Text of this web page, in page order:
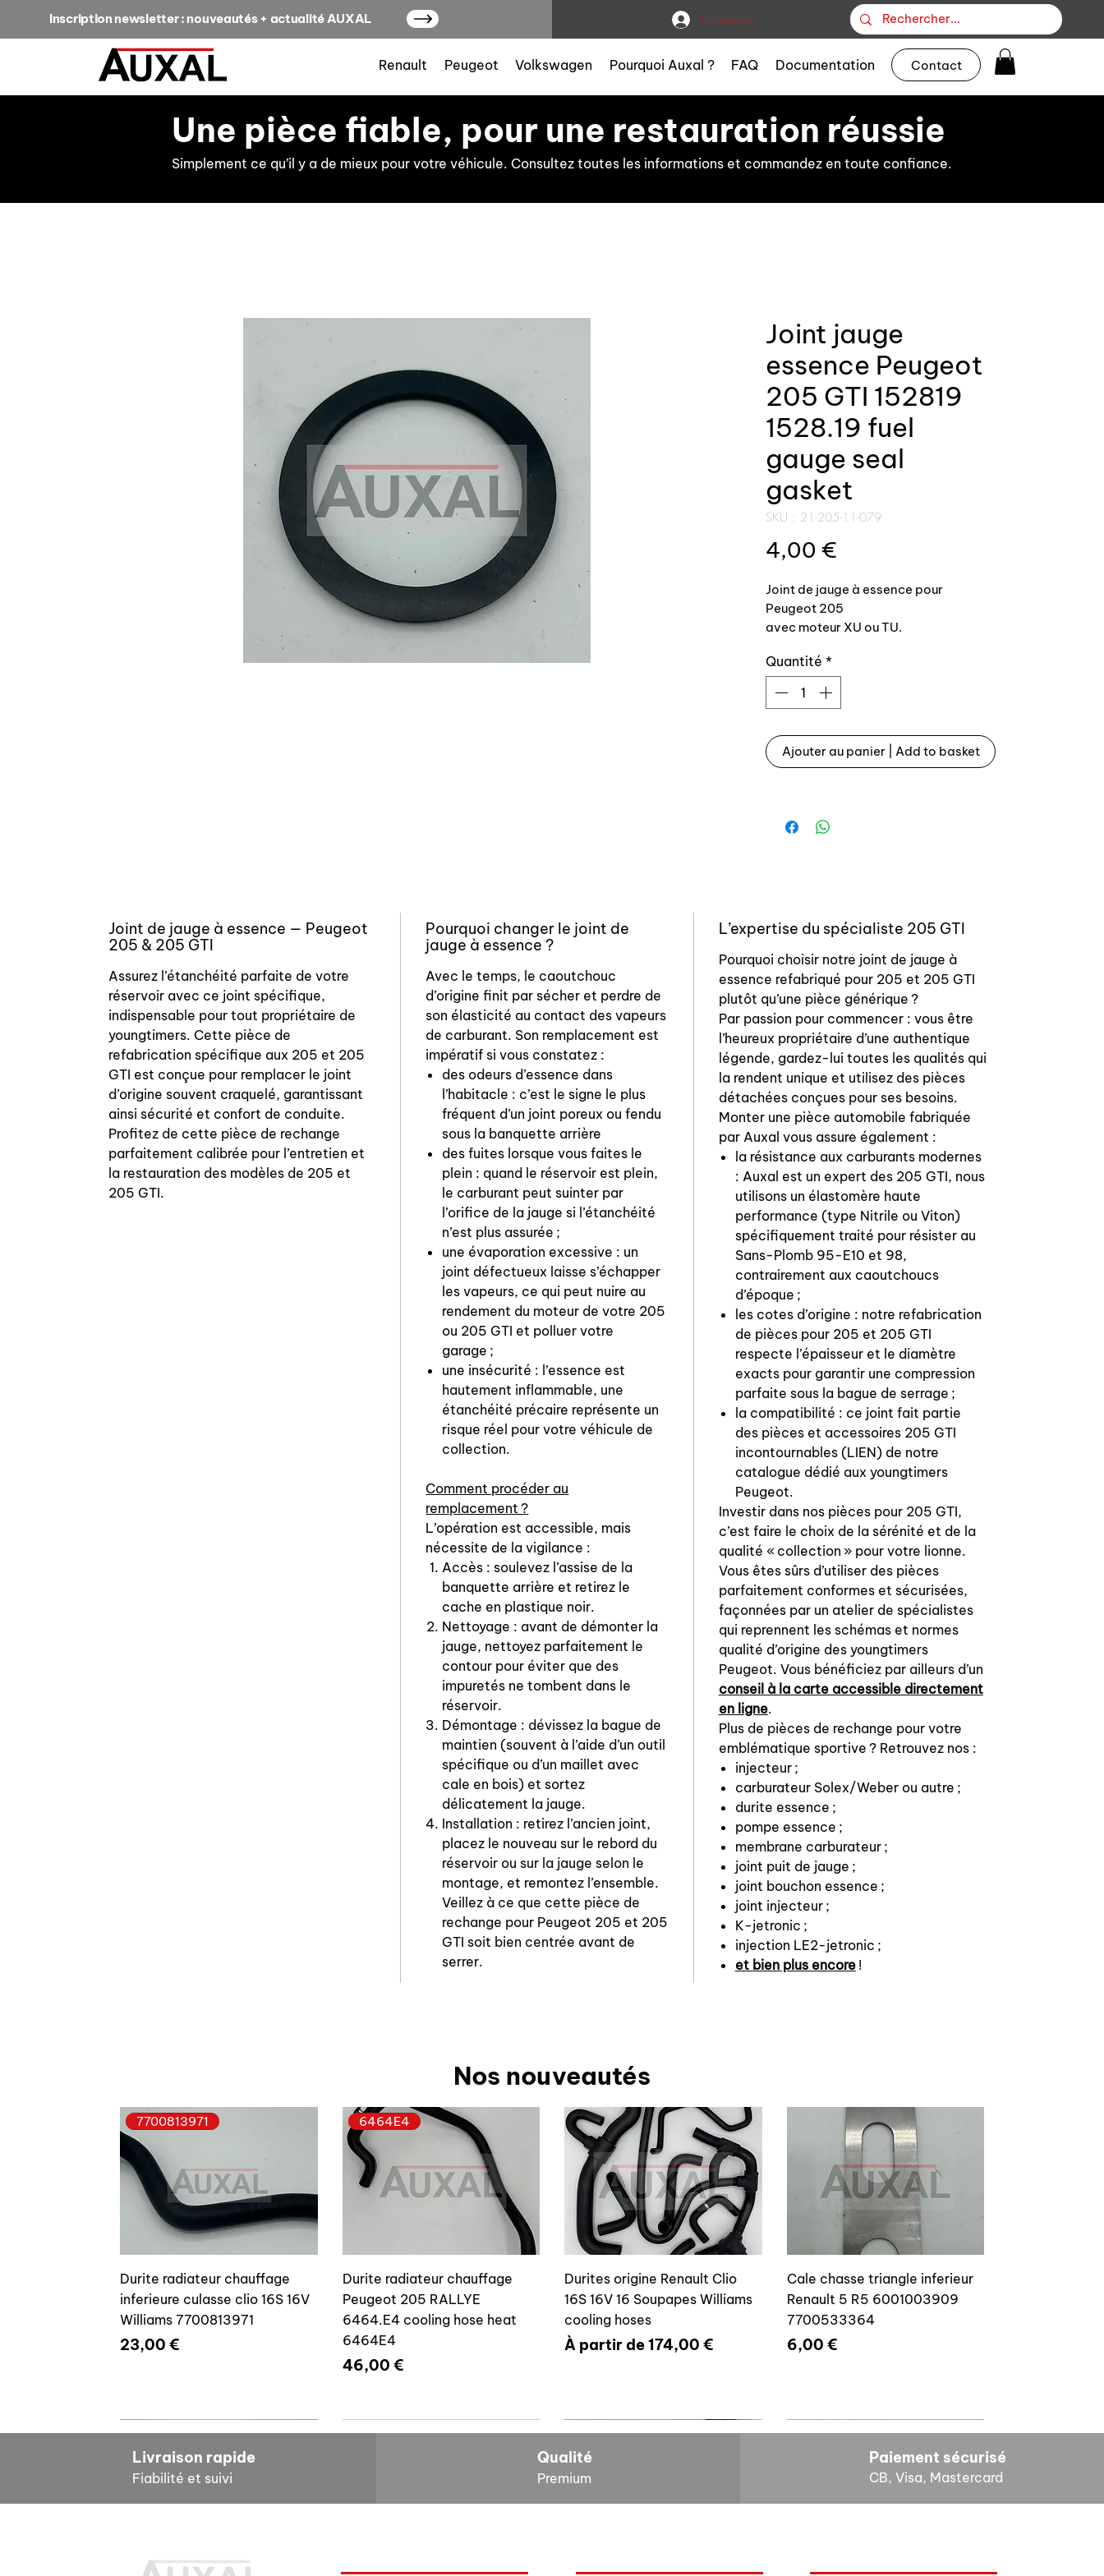
Inscription newsletter : nouveautés + actualité AUXAL Connexion
Renault Peugeot Volkswagen Pourquoi Auxal ? FAQ Documentation Contact
Une pièce fiable, pour une restauration réussie
Simplement ce qu’il y a de mieux pour votre véhicule. Consultez toutes les informations et commandez en toute confiance.
Joint jauge
essence Peugeot
205 GTI 152819
1528.19 fuel
gauge seal
gasket
SKU : 21-205-11-079
4,00 €
Joint de jauge à essence pour
Peugeot 205
avec moteur XU ou TU.
Montage également sur 205 GTI
toutes versions.
Référence origine : 152819 1528.19
qui induit une odeur récurrente
d’essence dans l’habitacle.
Quantité *
Ajouter au panier | Add to basket
Joint de jauge à essence — Peugeot
205 & 205 GTI
Assurez l’étanchéité parfaite de votre
réservoir avec ce joint spécifique,
indispensable pour tout propriétaire de
youngtimers. Cette pièce de
refabrication spécifique aux 205 et 205
GTI est conçue pour remplacer le joint
d’origine souvent craquelé, garantissant
ainsi sécurité et confort de conduite.
Profitez de cette pièce de rechange
parfaitement calibrée pour l’entretien et
la restauration des modèles de 205 et
205 GTI.
Pourquoi changer le joint de
jauge à essence ?
Avec le temps, le caoutchouc
d’origine finit par sécher et perdre de
son élasticité au contact des vapeurs
de carburant. Son remplacement est
impératif si vous constatez :
des odeurs d’essence dans
l’habitacle : c’est le signe le plus
fréquent d’un joint poreux ou fendu
sous la banquette arrière
des fuites lorsque vous faites le
plein : quand le réservoir est plein,
le carburant peut suinter par
l’orifice de la jauge si l’étanchéité
n’est plus assurée ;
une évaporation excessive : un
joint défectueux laisse s’échapper
les vapeurs, ce qui peut nuire au
rendement du moteur de votre 205
ou 205 GTI et polluer votre
garage ;
une insécurité : l’essence est
hautement inflammable, une
étanchéité précaire représente un
risque réel pour votre véhicule de
collection.
Comment procéder au
remplacement ?
L’opération est accessible, mais
nécessite de la vigilance :
Accès : soulevez l’assise de la
banquette arrière et retirez le
cache en plastique noir.
Nettoyage : avant de démonter la
jauge, nettoyez parfaitement le
contour pour éviter que des
impuretés ne tombent dans le
réservoir.
Démontage : dévissez la bague de
maintien (souvent à l’aide d’un outil
spécifique ou d’un maillet avec
cale en bois) et sortez
délicatement la jauge.
Installation : retirez l’ancien joint,
placez le nouveau sur le rebord du
réservoir ou sur la jauge selon le
montage, et remontez l’ensemble.
Veillez à ce que cette pièce de
rechange pour Peugeot 205 et 205
GTI soit bien centrée avant de
serrer.
L’expertise du spécialiste 205 GTI
Pourquoi choisir notre joint de jauge à
essence refabriqué pour 205 et 205 GTI
plutôt qu’une pièce générique ?
Par passion pour commencer : vous être
l’heureux propriétaire d’une authentique
légende, gardez-lui toutes les qualités qui
la rendent unique et utilisez des pièces
détachées conçues pour ses besoins.
Monter une pièce automobile fabriquée
par Auxal vous assure également :
la résistance aux carburants modernes
: Auxal est un expert des 205 GTI, nous
utilisons un élastomère haute
performance (type Nitrile ou Viton)
spécifiquement traité pour résister au
Sans-Plomb 95-E10 et 98,
contrairement aux caoutchoucs
d’époque ;
les cotes d’origine : notre refabrication
de pièces pour 205 et 205 GTI
respecte l’épaisseur et le diamètre
exacts pour garantir une compression
parfaite sous la bague de serrage ;
la compatibilité : ce joint fait partie
des pièces et accessoires 205 GTI
incontournables (LIEN) de notre
catalogue dédié aux youngtimers
Peugeot.
Investir dans nos pièces pour 205 GTI,
c’est faire le choix de la sérénité et de la
qualité « collection » pour votre lionne.
Vous êtes sûrs d’utiliser des pièces
parfaitement conformes et sécurisées,
façonnées par un atelier de spécialistes
qui reprennent les schémas et normes
qualité d’origine des youngtimers
Peugeot. Vous bénéficiez par ailleurs d’un
conseil à la carte accessible directement
en ligne.
Plus de pièces de rechange pour votre
emblématique sportive ? Retrouvez nos :
injecteur ;
carburateur Solex/Weber ou autre ;
durite essence ;
pompe essence ;
membrane carburateur ;
joint puit de jauge ;
joint bouchon essence ;
joint injecteur ;
K-jetronic ;
injection LE2-jetronic ;
et bien plus encore!
Nos nouveautés
7700813971
Durite radiateur chauffage
inferieure culasse clio 16S 16V
Williams 7700813971
Prix
23,00 €
6464E4
Durite radiateur chauffage
Peugeot 205 RALLYE
6464.E4 cooling hose heat
6464E4
Prix
46,00 €
Durites origine Renault Clio
16S 16V 16 Soupapes Williams
cooling hoses
À partir de174,00 €
Prix promotionnel
Cale chasse triangle inferieur
Renault 5 R5 6001003909
7700533364
Prix
6,00 €
7700804635 7700804636 6464E4
Livraison rapide
Fiabilité et suivi
Qualité
Premium
Paiement sécurisé
CB, Visa, Mastercard